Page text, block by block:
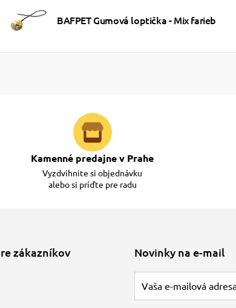
BAFPET Gumová loptička - Mix farieb
Kamenné predajne v Prahe
Vyzdvihnite si objednávku
alebo si príďte pre radu
zákazníkov Novinky na e-mail